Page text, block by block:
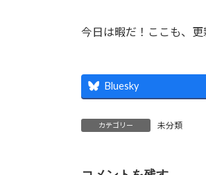
今日は暇だ！ここも、
Bluesky
カテゴリー 未分類